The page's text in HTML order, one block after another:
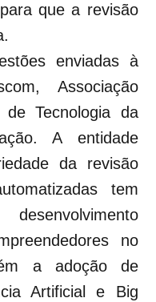
que a revisão
enviadas à
Associação
de Tecnologia da
A entidade
da revisão
tem
no
a adoção de
Artificial e Big